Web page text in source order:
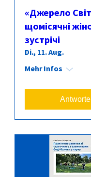
«Джерело
щомісячні
зустрічі
Di., 11. Aug.
Mehr Infos